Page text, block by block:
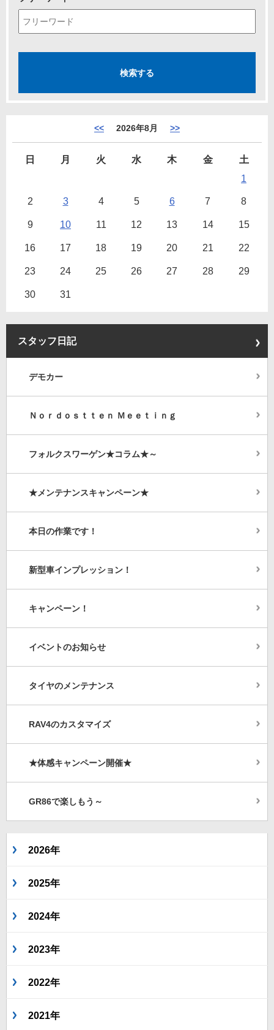
<< 2026年8月 >>
日 月 火 水 木 金
土
1
2 3 4 5 6 7 8
9 10 11 12 13 14 15
16 17 18 19 20 21 22
23 24 25 26 27 28 29
30 31
スタッフ日記
デモカー
Ｎｏｒｄｏｓｔｔｅｎ Ｍｅｅｔｉｎｇ
フォルクスワーゲン★コラム★～
★メンテナンスキャンペーン★
本日の作業です！
新型車インプレッション！
キャンペーン！
イベントのお知らせ
タイヤのメンテナンス
RAV4のカスタマイズ
★体感キャンペーン開催★
GR86で楽しもう～
2026年
2025年
2024年
2023年
2022年
2021年